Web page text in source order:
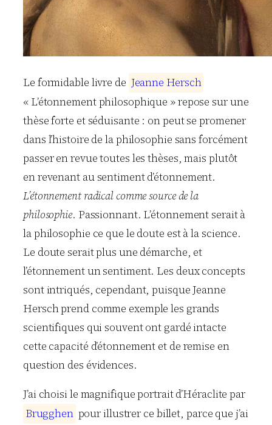
Le formidable livre de Jeanne Hersch
« L’étonnement philosophique » repose sur une
thèse forte et séduisante : on peut se promener
dans l’histoire de la philosophie sans forcément
passer en revue toutes les thèses, mais plutôt
en revenant au sentiment d’étonnement.
L’étonnement radical comme source de la
philosophie. Passionnant. L’étonnement serait à
la philosophie ce que le doute est à la science.
Le doute serait plus une démarche, et
l’étonnement un sentiment. Les deux concepts
sont intriqués, cependant, puisque Jeanne
Hersch prend comme exemple les grands
scientifiques qui souvent ont gardé intacte
cette capacité d’étonnement et de remise en
question des évidences.
J’ai choisi le magnifique portrait d’Héraclite par
Brugghen pour illustrer ce billet, parce que j’ai